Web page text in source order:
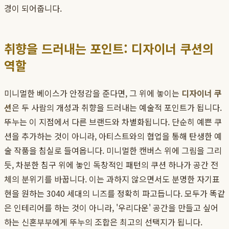
경이 되어줍니다.
취향을 드러내는 포인트: 디자이너 쿠션의
역할
미니멀한 베이스가 안정감을 준다면, 그 위에 놓이는 디자이너 쿠
션은 두 사람의 개성과 취향을 드러내는 예술적 포인트가 됩니다.
뚜누는 이 지점에서 다른 브랜드와 차별화됩니다. 단순히 예쁜 쿠
션을 추가하는 것이 아니라, 아티스트와의 협업을 통해 탄생한 예
술 작품을 침실로 들여옵니다. 미니멀한 캔버스 위에 그림을 그리
듯, 차분한 침구 위에 놓인 독창적인 패턴의 쿠션 하나가 공간 전
체의 분위기를 바꿉니다. 이는 과하지 않으면서도 분명한 자기표
현을 원하는 3040 세대의 니즈를 정확히 파고듭니다. 모두가 똑같
은 인테리어를 하는 것이 아니라, '우리다운' 공간을 만들고 싶어
하는 신혼부부에게 뚜누의 조합은 최고의 선택지가 됩니다.